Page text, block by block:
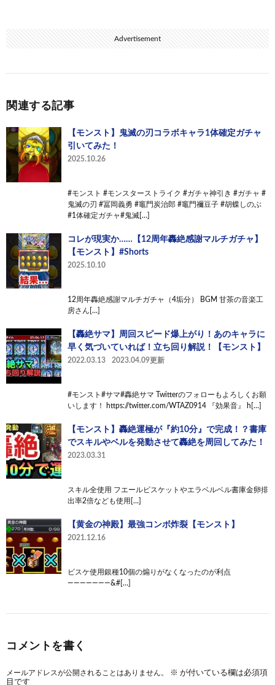
Advertisement
関連する記事
【モンスト】鬼滅の刃コラボキャラ1体確定ガチャ
引いてみた！
2025.10.26
#モンスト #モンスターストライク #ガチャ神引き #ガチャ #
鬼滅の刃 #冨岡義勇 #竈門炭治郎 #竈門禰豆子 #胡蝶しのぶ
#1体確定ガチャ#鬼滅[…]
コレが現実か……【12周年轟絶感謝マルチガチャ】
【モンスト】#Shorts
2025.10.10
12周年轟絶感謝マルチガチャ（4垢分） BGM 甘茶の音楽工
房さん[…]
【轟絶サマ】周回スピード爆上がり！あのキャラに
早く気づいていれば！立ち回り解説！【モンスト】
2022.03.13 2023.04.09更新
#モンスト#サマ#轟絶サマ Twitterのフォローもよろしくお願
いします！ https://twitter.com/WTAZ0914 『効果音』 h[…]
【モンスト】轟絶運極が『約10分』で完成！？書庫
でスキルやベルを発動させて轟絶を周回してみた！
2023.03.31
スキル全使用 フエールビスケットやエラベルベル書庫金卵排
出率2倍なども使用[…]
【黄金の神殿】最強コンボ炸裂【モンスト】
2021.12.16
ビスケ使用銀種10個の煽りがなくなったのが利点
———————&#[…]
コメントを書く
メールアドレスが公開されることはありません。 ※ が付いている欄は必須項
目です